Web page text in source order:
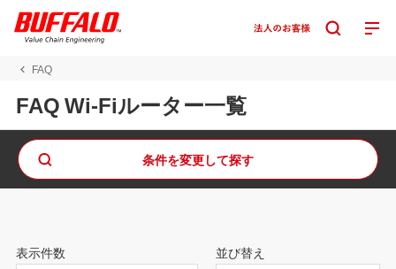
FAQ
FAQ Wi-Fiルーター一覧
条件を変更して探す
表示件数 並び替え